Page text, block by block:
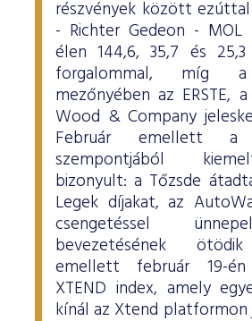
részvények között ezúttal
- Richter Gedeon - MOL
élen 144,6, 35,7 és
forgalommal, míg a
mezőnyében az ERSTE,
Wood & Company
Február emellett a
szempontjából
bizonyult: a Tőzsde
Legek díjakat, az
csengetéssel
bevezetésének
emellett február 19-
XTEND index, amely
kínál az Xtend platformon